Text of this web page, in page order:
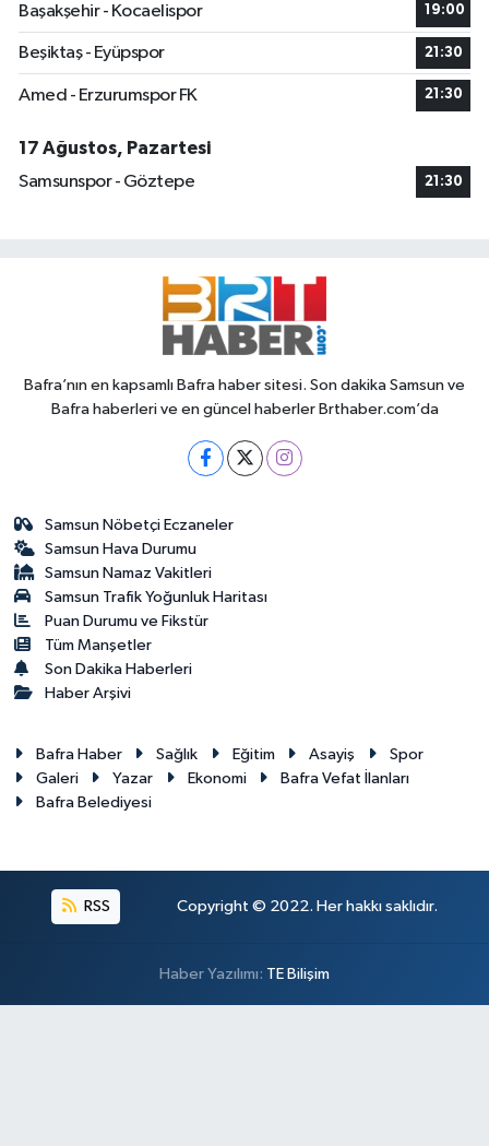
Başakşehir - Kocaelispor
19:00
Beşiktaş - Eyüpspor 21:30
Amed - Erzurumspor FK 21:30
17 Ağustos, Pazartesi
Samsunspor - Göztepe
21:30
Bafra’nın en kapsamlı Bafra haber sitesi. Son dakika Samsun ve
Bafra haberleri ve en güncel haberler Brthaber.com’da
Samsun Nöbetçi Eczaneler
Samsun Hava Durumu
Samsun Namaz Vakitleri
Samsun Trafik Yoğunluk Haritası
Puan Durumu ve Fikstür
Tüm Manşetler
Son Dakika Haberleri
Haber Arşivi
Bafra Haber Sağlık Eğitim Asayiş
Spor
Galeri
Yazar Ekonomi
Bafra Vefat İlanları
Bafra Belediyesi
RSS Copyright © 2022. Her hakkı saklıdır.
Haber Yazılımı: TE Bilişim